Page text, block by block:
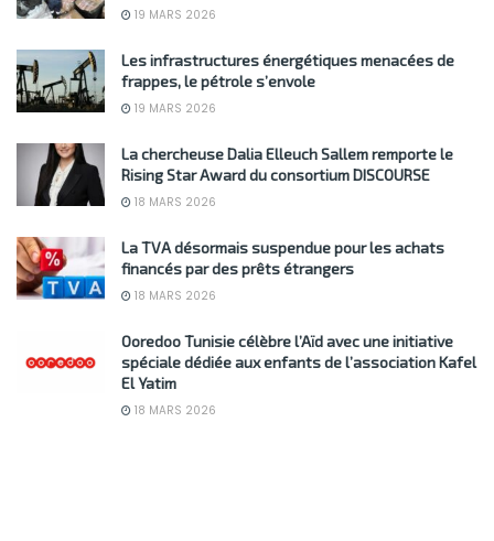
19 MARS 2026
Les infrastructures énergétiques menacées de
frappes, le pétrole s’envole
19 MARS 2026
La chercheuse Dalia Elleuch Sallem remporte le
Rising Star Award du consortium DISCOURSE
18 MARS 2026
La TVA désormais suspendue pour les achats
financés par des prêts étrangers
18 MARS 2026
Ooredoo Tunisie célèbre l’Aïd avec une initiative
spéciale dédiée aux enfants de l’association Kafel
El Yatim
18 MARS 2026